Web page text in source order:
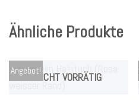
Ähnliche Produkte
NICHT VORRÄTIG
Angebot!